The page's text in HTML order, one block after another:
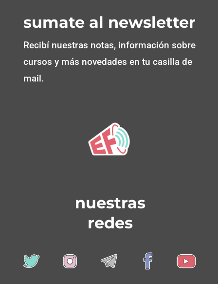
sumate al newsletter
Recibí nuestras notas, información sobre
cursos y más novedades en tu casilla de
mail.
nuestras
redes